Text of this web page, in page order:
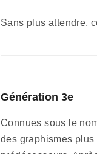
Sans plus attendre,
Génération 3e
Connues sous le
des graphismes